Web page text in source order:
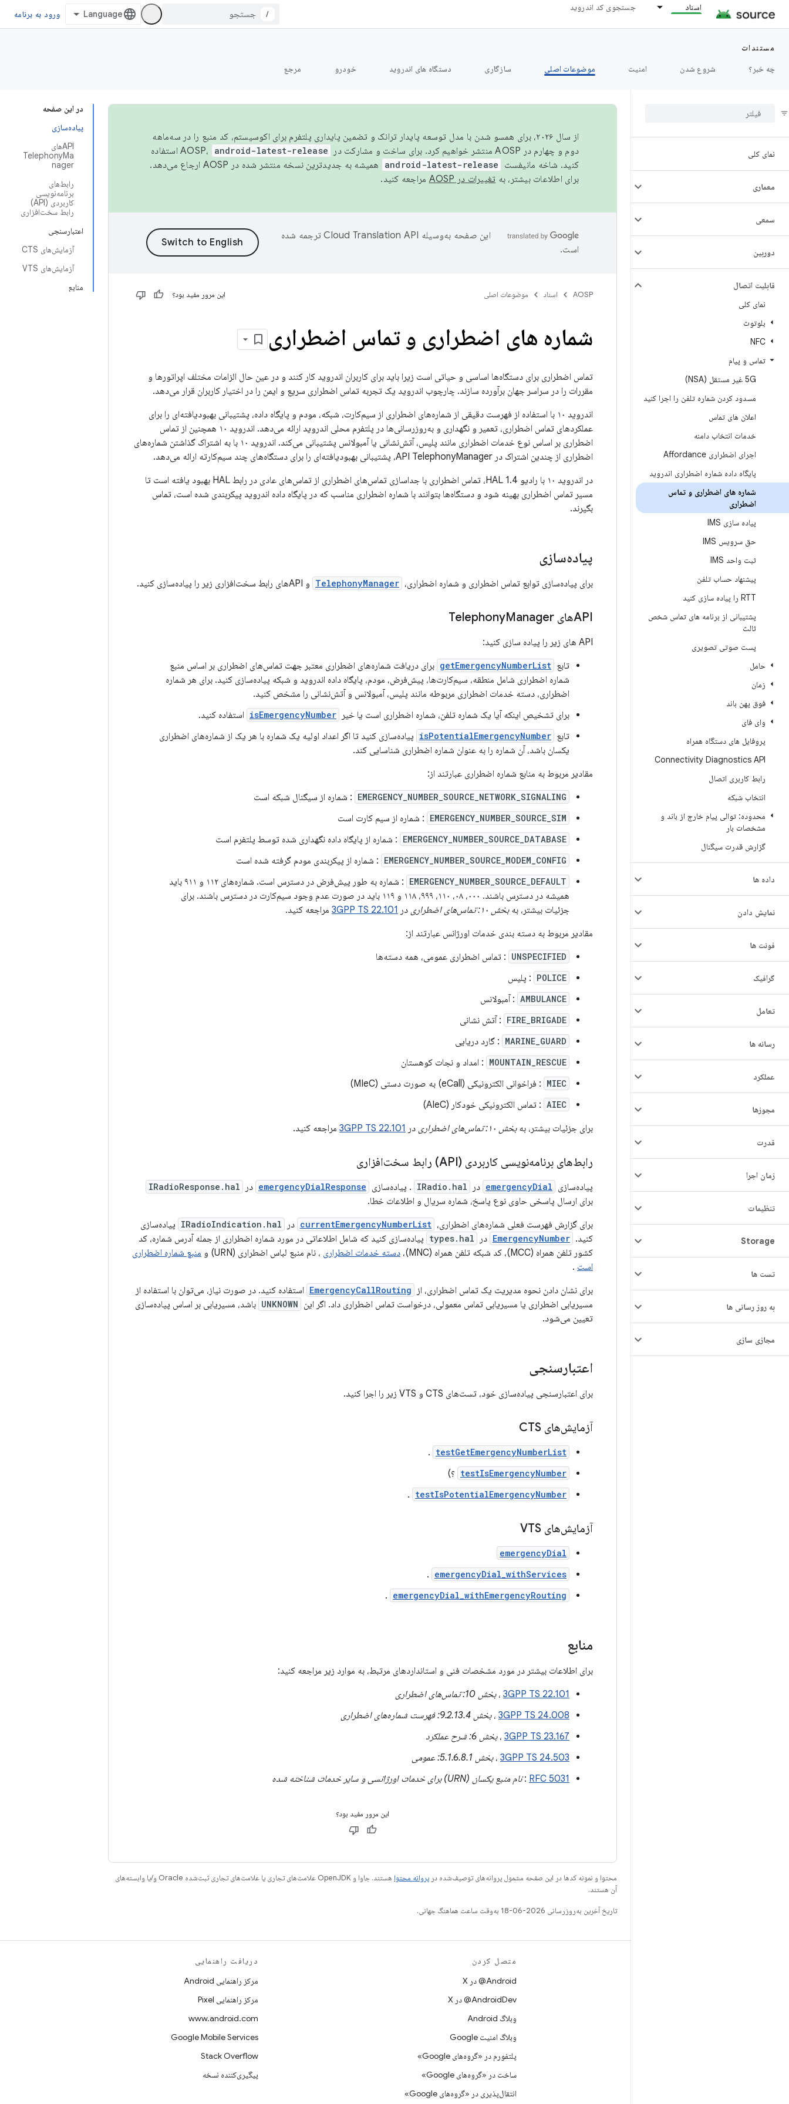
اسناد جستجوی کد اندروید
/ ورود به برنامه
مستندات
چه خبر؟
شروع شدن امنیت موضوعات اصلی سازگاری دستگاه های اندروید خودرو مرجع
نمای کلی
معماری
سمعی
دوربین
قابلیت اتصال
نمای کلی
بلوتوث
NFC
تماس و پیام
5G غیر مستقل (NSA)
مسدود کردن شماره تلفن را اجرا کنید
اعلان های تماس
خدمات انتخاب دامنه
اجرای اضطراری Affordance
پایگاه داده شماره اضطراری اندروید
شماره های اضطراری و تماس
اضطراری
پیاده سازی IMS
حق سرویس IMS
ثبت واحد IMS
پیشنهاد حساب تلفن
RTT را پیاده سازی کنید
پشتیبانی از برنامه های تماس شخص
ثالث
پست صوتی تصویری
حامل
زمان
فوق پهن باند
وای فای
پروفایل های دستگاه همراه
Connectivity Diagnostics API
رابط کاربری اتصال
انتخاب شبکه
محدوده: توالی پیام خارج از باند و
مشخصات بار
گزارش قدرت سیگنال
داده ها
نمایش دادن
فونت ها
گرافیک
تعامل
رسانه ها
عملکرد
مجوزها
قدرت
زمان اجرا
تنظیمات
Storage
تست ها
به روز رسانی ها
مجازی سازی
در این صفحه
پیاده‌سازی
APIهای
TelephonyMa
nager
رابط‌های
برنامه‌نویسی
کاربردی (API)
رابط سخت‌افزاری
اعتبارسنجی
آزمایش‌های CTS
آزمایش‌های VTS
منابع
از سال ۲۰۲۶، برای همسو شدن با مدل توسعه پایدار ترانک و تضمین پایداری پلتفرم برای اکوسیستم، کد منبع را در سه‌ماهه
دوم و چهارم در AOSP منتشر خواهیم کرد. برای ساخت و مشارکت در AOSP،
android-latest-release
استفاده
کنید. شاخه مانیفست
android-latest-release
همیشه به جدیدترین نسخه منتشر شده در AOSP ارجاع می‌دهد.
برای اطلاعات بیشتر، به تغییرات در AOSP مراجعه کنید.
این صفحه به‌وسیله
ترجمه شده
است.
AOSP اسناد موضوعات اصلی این مرور مفید بود؟
شماره های اضطراری و تماس اضطراری
تماس اضطراری برای دستگاه‌ها اساسی و حیاتی است زیرا باید برای کاربران اندروید کار کنند و در عین حال الزامات مختلف اپراتورها و
مقررات را در سراسر جهان برآورده سازند. چارچوب اندروید یک تجربه تماس اضطراری سریع و ایمن را در اختیار کاربران قرار می‌دهد.
اندروید ۱۰ با استفاده از فهرست دقیقی از شماره‌های اضطراری از سیم‌کارت، شبکه، مودم و پایگاه داده، پشتیبانی بهبودیافته‌ای را برای
عملکردهای تماس اضطراری، تعمیر و نگهداری و به‌روزرسانی‌ها در پلتفرم محلی اندروید ارائه می‌دهد. اندروید ۱۰ همچنین از تماس
اضطراری بر اساس نوع خدمات اضطراری مانند پلیس، آتش‌نشانی یا آمبولانس پشتیبانی می‌کند. اندروید ۱۰ با به اشتراک گذاشتن شماره‌های
اضطراری از چندین اشتراک در API TelephonyManager، پشتیبانی بهبودیافته‌ای را برای دستگاه‌های چند سیم‌کارته ارائه می‌دهد.
در اندروید ۱۰ با رادیو HAL 1.4، تماس اضطراری با جداسازی تماس‌های اضطراری از تماس‌های عادی در رابط HAL بهبود یافته است تا
مسیر تماس اضطراری بهینه شود و دستگاه‌ها بتوانند با شماره اضطراری مناسب که در پایگاه داده اندروید پیکربندی شده است، تماس
بگیرند.
پیاده‌سازی
برای پیاده‌سازی توابع تماس اضطراری و شماره اضطراری، TelephonyManager و APIهای رابط سخت‌افزاری زیر را پیاده‌سازی کنید.
APIهای Telephony Manager
API های زیر را پیاده سازی کنید:
تابع getEmergencyNumberList برای دریافت شماره‌های اضطراری معتبر جهت تماس‌های اضطراری بر اساس منبع
شماره اضطراری شامل منطقه، سیم‌کارت‌ها، پیش‌فرض، مودم، پایگاه داده اندروید و شبکه پیاده‌سازی کنید. برای هر شماره
اضطراری، دسته خدمات اضطراری مربوطه مانند پلیس، آمبولانس و آتش‌نشانی را مشخص کنید.
برای تشخیص اینکه آیا یک شماره تلفن، شماره اضطراری است یا خیر
isEmergencyNumber استفاده کنید.
تابع isPotentialEmergencyNumber پیاده‌سازی کنید تا اگر اعداد اولیه یک شماره با هر یک از شماره‌های اضطراری
یکسان باشد، آن شماره را به عنوان شماره اضطراری شناسایی کند.
مقادیر مربوط به منابع شماره اضطراری عبارتند از:
EMERGENCY_NUMBER_SOURCE_NETWORK_SIGNALING : شماره از سیگنال شبکه است
EMERGENCY_NUMBER_SOURCE_SIM : شماره از سیم کارت است
EMERGENCY_NUMBER_SOURCE_DATABASE : شماره از پایگاه داده نگهداری شده توسط پلتفرم است
EMERGENCY_NUMBER_SOURCE_MODEM_CONFIG : شماره از پیکربندی مودم گرفته شده است
EMERGENCY_NUMBER_SOURCE_DEFAULT
: شماره به طور پیش‌فرض در دسترس است. شماره‌های ۱۱۲ و ۹۱۱ باید
همیشه در دسترس باشند. ۰۰۰، ۰۸، ۱۱۰، ۹۹۹، ۱۱۸ و ۱۱۹ باید در صورت عدم وجود سیم‌کارت در دسترس باشند. برای
جزئیات بیشتر، بهبخش ۱۰: تماس‌های اضطراری در 3GPP TS 22.101 مراجعه کنید.
مقادیر مربوط به دسته بندی خدمات اورژانس عبارتند از:
UNSPECIFIED : تماس اضطراری عمومی، همه دسته‌ها
POLICE : پلیس
AMBULANCE : آمبولانس
FIRE_BRIGADE : آتش نشانی
MARINE_GUARD : گارد دریایی
MOUNTAIN_RESCUE : امداد و نجات کوهستان
MIEC : فراخوانی الکترونیکی (eCall) به صورت دستی (MIeC)
AIEC : تماس الکترونیکی خودکار (AIeC)
برای جزئیات بیشتر، بهبخش ۱۰: تماس‌های اضطراری در 3GPP TS 22.101 مراجعه کنید.
رابط‌های برنامه‌نویسی کاربردی (API) رابط سخت‌افزاری
پیاده‌سازی emergencyDial در IRadio.hal . پیاده‌سازی emergencyDialResponse در IRadioResponse.hal
برای ارسال پاسخی حاوی نوع پاسخ، شماره سریال و اطلاعات خطا.
برای گزارش فهرست فعلی شماره‌های اضطراری، currentEmergencyNumberList در IRadioIndication.hal پیاده‌سازی
کنید. EmergencyNumber در types.hal پیاده‌سازی کنید که شامل اطلاعاتی در مورد شماره اضطراری از جمله آدرس شماره، کد
کشور تلفن همراه (MCC)، کد شبکه تلفن همراه (MNC)،
دسته خدمات اضطراری ، نام منبع لباس اضطراری (URN) و
منبع شماره اضطراری
است .
برای نشان دادن نحوه مدیریت یک تماس اضطراری، از
EmergencyCallRouting استفاده کنید. در صورت نیاز، می‌توان با استفاده از
مسیریابی اضطراری یا مسیریابی تماس معمولی، درخواست تماس اضطراری داد. اگر این UNKNOWN باشد، مسیریابی بر اساس پیاده‌سازی
تعیین می‌شود.
اعتبارسنجی
برای اعتبارسنجی پیاده‌سازی خود، تست‌های CTS و VTS زیر را اجرا کنید.
آزمایش‌های CTS
testGetEmergencyNumberList
.
testIsEmergencyNumber ؟)
testIsPotentialEmergencyNumber
.
آزمایش‌های VTS
emergencyDial
emergencyDial_withServices
.
emergencyDial_withEmergencyRouting
.
منابع
برای اطلاعات بیشتر در مورد مشخصات فنی و استانداردهای مرتبط، به موارد زیر مراجعه کنید:
3GPP TS 22.101 ،بخش 10: تماس‌های اضطراری
3GPP TS 24.008 ،بخش 9.2.13.4: فهرست شماره‌های اضطراری
3GPP TS 23.167 ،بخش 6: شرح عملکرد
3GPP TS 24.503 ،بخش 5.1.6.8.1: عمومی
RFC 5031
:نام منبع یکسان (URN) برای خدمات اورژانسی و سایر خدمات شناخته شده
این مرور مفید بود؟
محتوا و نمونه کدها در این صفحه مشمول پروانه‌های توصیف‌شده در پروانه محتوا
هستند. جاوا و OpenJDK علامت‌های تجاری یا علامت‌های تجاری ثبت‌شده Oracle و/یا وابسته‌های
آن هستند.
تاریخ آخرین به‌روزرسانی 2026-06-18 به‌وقت ساعت هماهنگ جهانی.
متصل کردن
‫‎@Android در X
‫‎@AndroidDev در X
وبلاگ Android
وبلاگ امنیت Google
پلتفورم در «گروه‌های Google»
ساخت در «گروه‌های Google»
انتقال‌پذیری در «گروه‌های Google»
دریافت راهنمایی
مرکز راهنمایی Android
مرکز راهنمایی Pixel
www.android.com
Google Mobile Services
Stack Overflow
پیگیری‌کننده نسخه